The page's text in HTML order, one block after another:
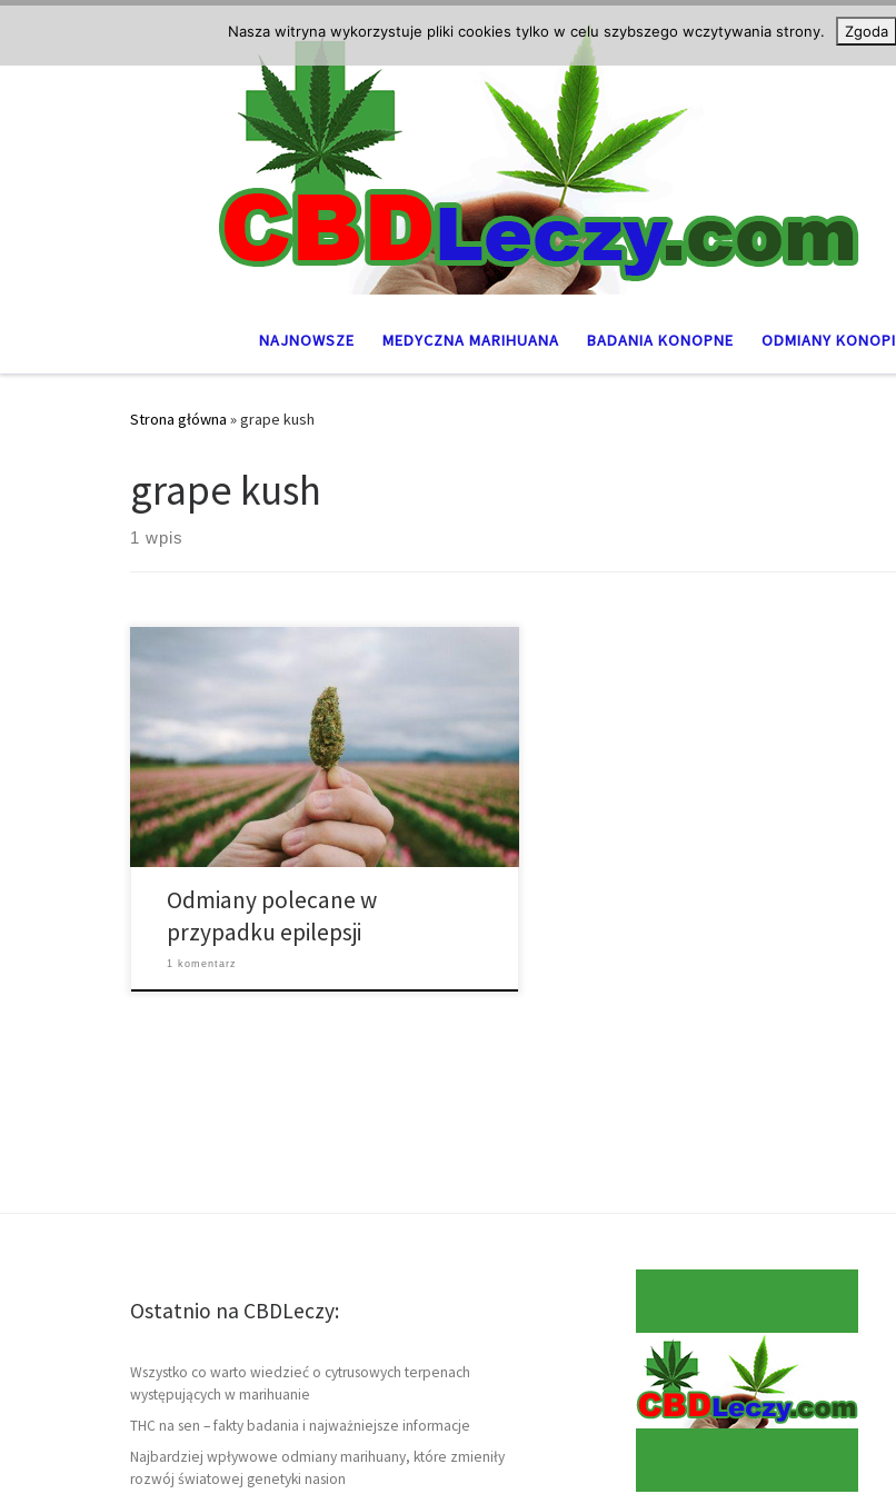
NAJNOWSZE MEDYCZNA MARIHUANA BADANIA KONOPNE ODMIANY KONOPI
Strona główna »grape kush
grape kush
1 wpis
Większość pacjentów z całego świata cierpiących na
epilepsję dostaje narkotyki na receptę, ale coraz
więcej z nich zwraca się do medycznej marihuany po
pomoc. 1. Mars OG Odmiana dobrze znana w regionie
San Francisco. Mars OG to ciężka indica o ostrym
aromacie, która dosłownie powoduje mrowienie
włosów w nosie. Niektóre […]
Odmiany polecane w
przypadku epilepsji
1 komentarz
Ostatnio na CBDLeczy:
Wszystko co warto wiedzieć o cytrusowych terpenach
występujących w marihuanie
THC na sen – fakty badania i najważniejsze informacje
Najbardziej wpływowe odmiany marihuany, które zmieniły
rozwój światowej genetyki nasion
Nasza witryna wykorzystuje pliki cookies tylko w celu szybszego wczytywania strony. Zgoda